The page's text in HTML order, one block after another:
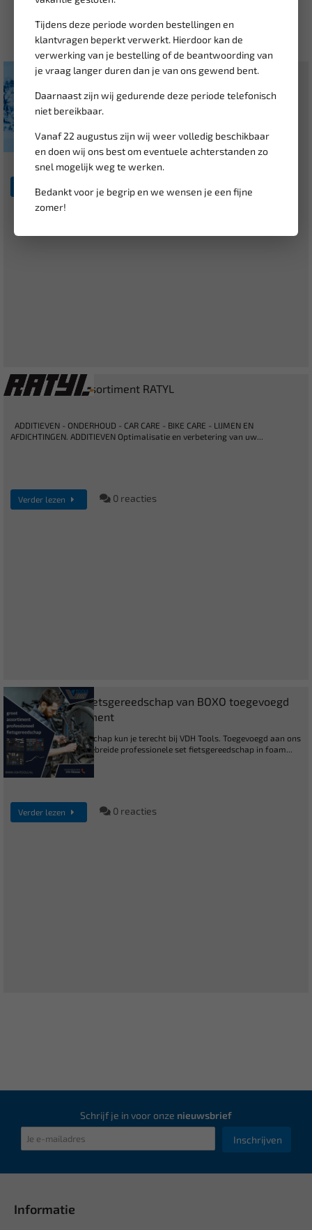
Tijdens deze periode worden bestellingen en
klantvragen beperkt verwerkt. Hierdoor kan de
verwerking van je bestelling of de beantwoording van
je vraag langer duren dan je van ons gewend bent.
Daarnaast zijn wij gedurende deze periode telefonisch
niet bereikbaar.
Vanaf 22 augustus zijn wij weer volledig beschikbaar
en doen wij ons best om eventuele achterstanden zo
snel mogelijk weg te werken.
Bedankt voor je begrip en we wensen je een fijne
zomer!
Recente blogberichten
Winterassortiment
Bij VDH Tools vind je een uitgebreid assortiment winterartikelen voor je
auto, om je veilig en comfortabel te houden tijdens...
Verder lezen
Nieuw in ons Assortiment RATYL
ADDITIEVEN - ONDERHOUD - CAR CARE - BIKE CARE - LIJMEN EN
AFDICHTINGEN. ADDITIEVEN Optimalisatie en verbetering van uw...
Verder lezen 0 reacties
Professioneel Fietsgereedschap van BOXO toegevoegd
aan ons assortiment
Ook voor fietsgereedschap kun je terecht bij VDH Tools. Toegevoegd aan ons
assortiment een uitgebreide professionele set fietsgereedschap in foam...
Verder lezen 0 reacties
Schrijf je in voor onze nieuwsbrief
Inschrijven
Informatie